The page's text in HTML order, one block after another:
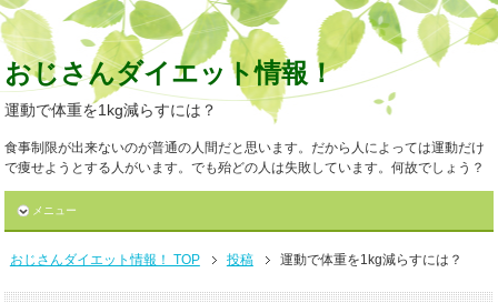
おじさんダイエット情報！
運動で体重を1kg減らすには？
食事制限が出来ないのが普通の人間だと思います。だから人によっては運動だけ
で痩せようとする人がいます。でも殆どの人は失敗しています。何故でしょう？
メニュー
おじさんダイエット情報！ TOP 投稿 運動で体重を1kg減らすには？